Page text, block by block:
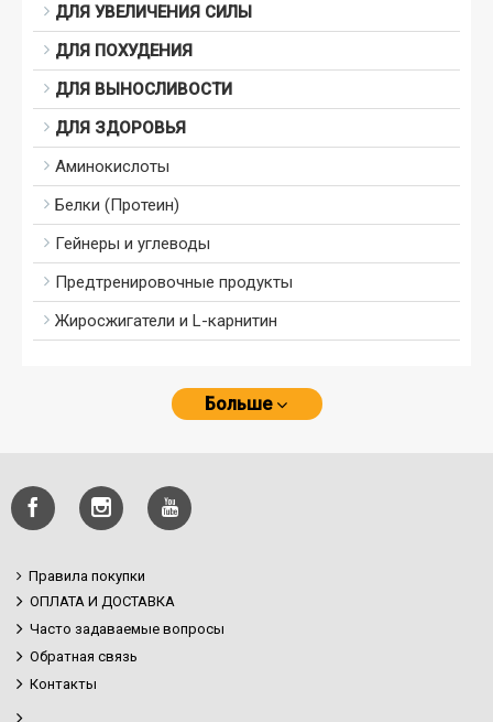
ДЛЯ УВЕЛИЧЕНИЯ СИЛЫ
ДЛЯ ПОХУДЕНИЯ
ДЛЯ ВЫНОСЛИВОСТИ
ДЛЯ ЗДОРОВЬЯ
Аминокислоты
Белки (Протеин)
Гейнеры и углеводы
Предтренировочные продукты
Жиросжигатели и L-карнитин
Больше
Правила покупки
ОПЛАТА И ДОСТАВКА
Часто задаваемые вопросы
Обратная связь
Контакты